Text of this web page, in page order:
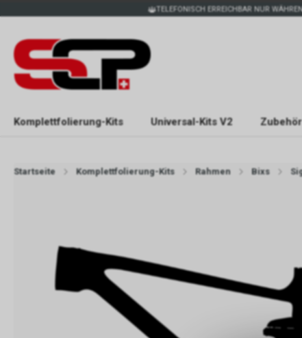
TELEFONISCH ERREICHBAR NUR
Komplettfolierung-Kits Universal-Kits V2 Zubehör
Startseite Komplettfolierung-Kits Rahmen Bixs